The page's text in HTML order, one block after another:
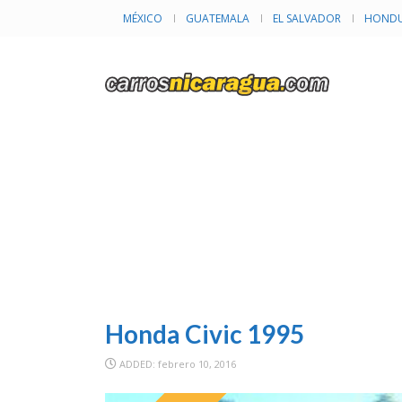
MÉXICO GUATEMALA EL SALVADOR
Honda Civic 1995
ADDED: febrero 10, 2016